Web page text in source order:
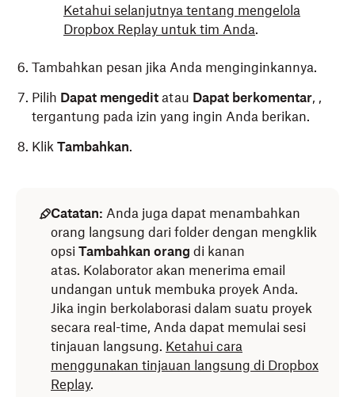
Ketahui selanjutnya tentang mengelola
Dropbox Replay untuk tim Anda.
Tambahkan pesan jika Anda menginginkannya.
Pilih Dapat mengedit atau Dapat berkomentar, ,
tergantung pada izin yang ingin Anda berikan.
Klik Tambahkan.
Catatan: Anda juga dapat menambahkan
orang langsung dari folder dengan mengklik
opsi Tambahkan orang di kanan
atas. Kolaborator akan menerima email
undangan untuk membuka proyek Anda.
Jika ingin berkolaborasi dalam suatu proyek
secara real-time, Anda dapat memulai sesi
tinjauan langsung. Ketahui cara
menggunakan tinjauan langsung di Dropbox
Replay.